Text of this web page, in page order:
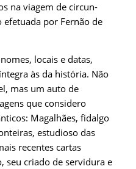
na viagem de circun-
por Fernão de
locais e datas,
às da história. Não
mas um auto de
que considero
Magalhães, fidalgo
estudioso das
recentes cartas
seu criado de servidura e